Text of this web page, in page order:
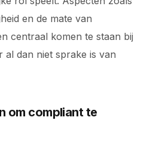
en de mate van
centraal komen te staan bij
al dan niet sprake is van
om compliant te